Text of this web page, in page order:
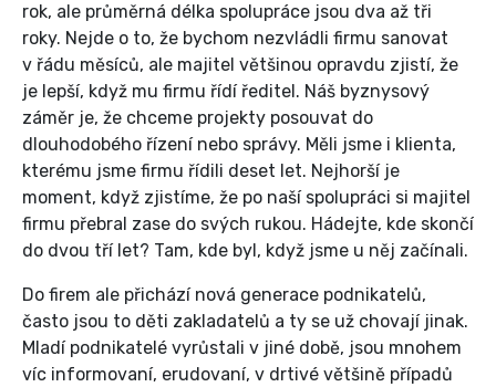
rok, ale průměrná délka spolupráce jsou dva až tři
roky. Nejde o to, že bychom nezvládli firmu sanovat
v řádu měsíců, ale majitel většinou opravdu zjistí, že
je lepší, když mu firmu řídí ředitel. Náš byznysový
záměr je, že chceme projekty posouvat do
dlouhodobého řízení nebo správy. Měli jsme i klienta,
kterému jsme firmu řídili deset let. Nejhorší je
moment, když zjistíme, že po naší spolupráci si majitel
firmu přebral zase do svých rukou. Hádejte, kde skončí
do dvou tří let? Tam, kde byl, když jsme u něj začínali.
Do firem ale přichází nová generace podnikatelů,
často jsou to děti zakladatelů a ty se už chovají jinak.
Mladí podnikatelé vyrůstali v jiné době, jsou mnohem
víc informovaní, erudovaní, v drtivé většině případů